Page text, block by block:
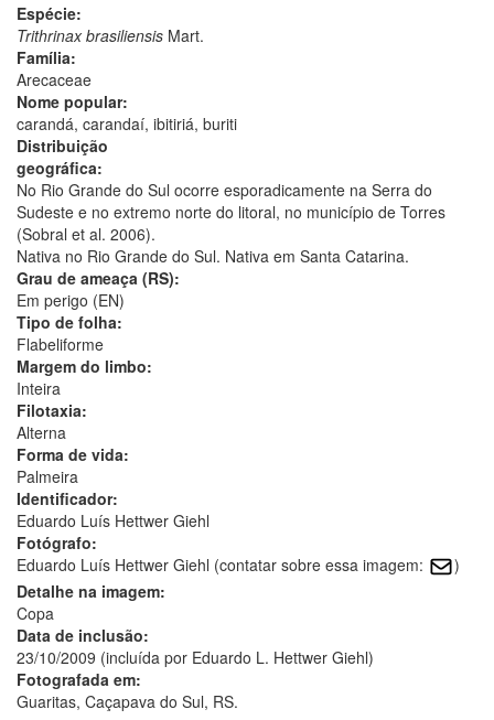
Espécie:
Trithrinax brasiliensis Mart.
Família:
Arecaceae
Nome popular:
carandá, carandaí, ibitiriá, buriti
Distribuição
geográfica:
No Rio Grande do Sul ocorre esporadicamente na Serra do
Sudeste e no extremo norte do litoral, no município de Torres
(Sobral et al. 2006).
Nativa no Rio Grande do Sul. Nativa em Santa Catarina.
Grau de ameaça (RS):
Em perigo (EN)
Tipo de folha:
Flabeliforme
Margem do limbo:
Inteira
Filotaxia:
Alterna
Forma de vida:
Palmeira
Identificador:
Eduardo Luís Hettwer Giehl
Fotógrafo:
Eduardo Luís Hettwer Giehl (contatar sobre essa imagem:
)
Detalhe na imagem:
Copa
Data de inclusão:
23/10/2009 (incluída por Eduardo L. Hettwer Giehl)
Fotografada em:
Guaritas, Caçapava do Sul, RS.